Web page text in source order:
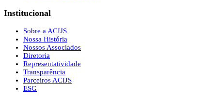
Institucional
Sobre a ACIJS
Nossa História
Nossos Associados
Diretoria
Representatividade
Transparência
Parceiros ACIJS
ESG